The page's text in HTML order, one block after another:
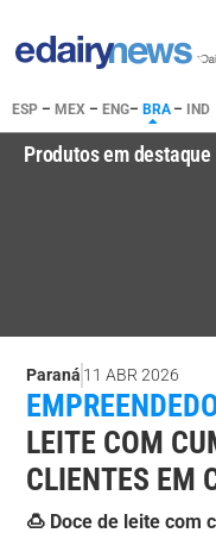
ESP – MEX – ENG– BRA– IND
Produtos em destaque
Paraná 11 ABR 2026
LEITE COM
CLIENTES EM
🍮 Doce de leite com